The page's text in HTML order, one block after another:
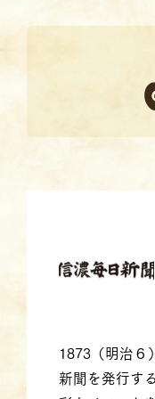
1873（明治６
新聞を発行す